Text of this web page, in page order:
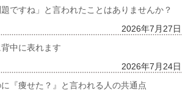
ですね」と言われたことはありませんか？
2026年7月27日
中に表れます
2026年7月24日
『痩せた？』と言われる人の共通点